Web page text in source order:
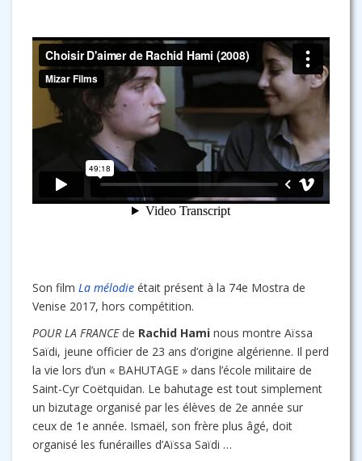
Son film La mélodie était présent à la 74e Mostra de
Venise 2017, hors compétition.
POUR LA FRANCEde Rachid Hami nous montre Aïssa
Saïdi, jeune officier de 23 ans d’origine algérienne. Il perd
la vie lors d’un « BAHUTAGE » dans l’école militaire de
Saint-Cyr Coëtquidan. Le bahutage est tout simplement
un bizutage organisé par les élèves de 2e année sur
ceux de 1e année. Ismaël, son frère plus âgé, doit
organisé les funérailles d’Aïssa Saïdi …